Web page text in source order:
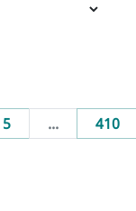
5 ... 410